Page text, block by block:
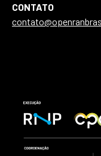
CONTATO